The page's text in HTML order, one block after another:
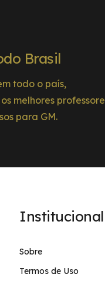
Brasil
todo o país,
melhores
para GM.
Institucional
Sobre
Termos de Uso